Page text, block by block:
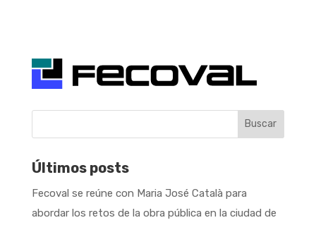
Buscar
Últimos posts
Fecoval se reúne con Maria José Català para
abordar los retos de la obra pública en la ciudad de